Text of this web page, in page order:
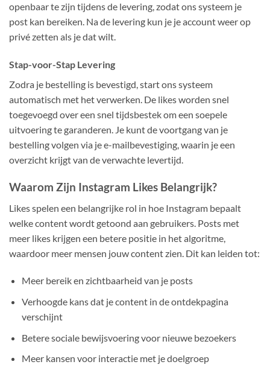
openbaar te zijn tijdens de levering, zodat ons systeem je
post kan bereiken. Na de levering kun je je account weer op
privé zetten als je dat wilt.
Stap-voor-Stap Levering
Zodra je bestelling is bevestigd, start ons systeem
automatisch met het verwerken. De likes worden snel
toegevoegd over een snel tijdsbestek om een soepele
uitvoering te garanderen. Je kunt de voortgang van je
bestelling volgen via je e-mailbevestiging, waarin je een
overzicht krijgt van de verwachte levertijd.
Waarom Zijn Instagram Likes Belangrijk?
Likes spelen een belangrijke rol in hoe Instagram bepaalt
welke content wordt getoond aan gebruikers. Posts met
meer likes krijgen een betere positie in het algoritme,
waardoor meer mensen jouw content zien. Dit kan leiden tot:
Meer bereik en zichtbaarheid van je posts
Verhoogde kans dat je content in de ontdekpagina
verschijnt
Betere sociale bewijsvoering voor nieuwe bezoekers
Meer kansen voor interactie met je doelgroep